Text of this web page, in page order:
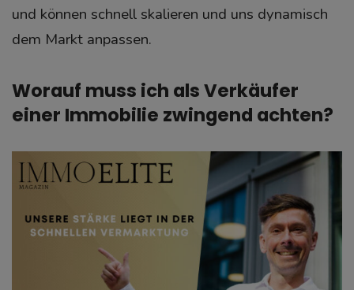
und können schnell skalieren und uns dynamisch
dem Markt anpassen.
Worauf muss ich als Verkäufer
einer Immobilie zwingend achten?